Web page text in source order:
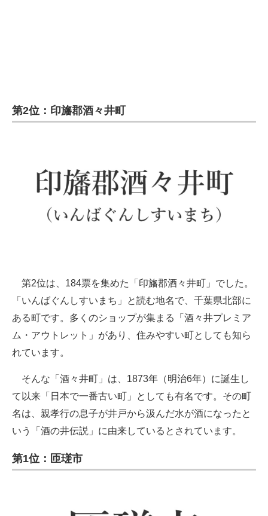
第2位：印旛郡酒々井町
第2位は、184票を集めた「印旛郡酒々井町」でした。
「いんばぐんしすいまち」と読む地名で、千葉県北部に
ある町です。多くのショップが集まる「酒々井プレミア
ム・アウトレット」があり、住みやすい町としても知ら
れています。
そんな「酒々井町」は、1873年（明治6年）に誕生し
て以来「日本で一番古い町」としても有名です。その町
名は、親孝行の息子が井戸から汲んだ水が酒になったと
いう「酒の井伝説」に由来しているとされています。
第1位：匝瑳市